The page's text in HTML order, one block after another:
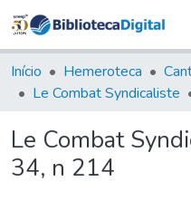
&
Início Hemeroteca
Le Combat Syndicaliste
Le Combat
34, n 214